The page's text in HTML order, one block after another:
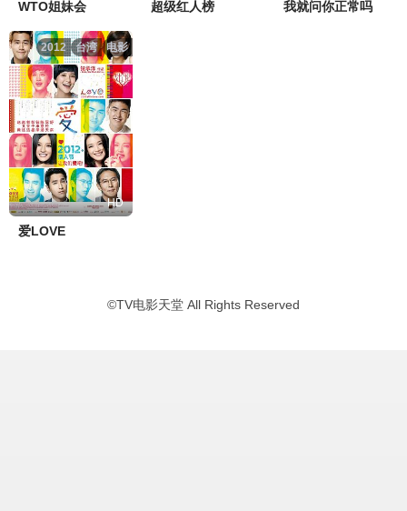
WTO姐妹会 超级红人榜 我就问你正常吗
电影
台湾
2012
HD
爱LOVE
©TV电影天堂 All Rights Reserved